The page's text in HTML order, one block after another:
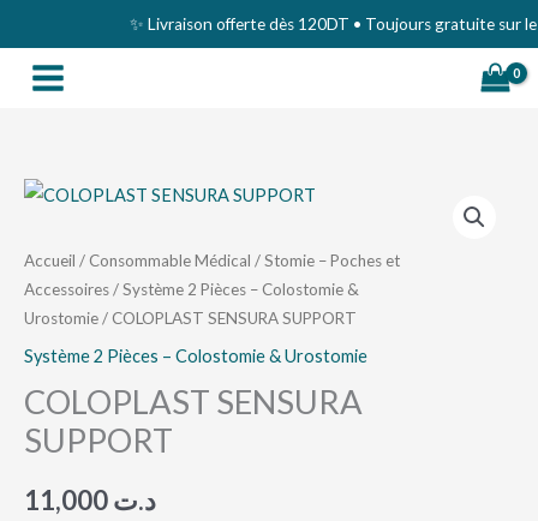
au
contenu
✨ Livraison offerte dès 120DT • Toujours gratuite sur le
Accueil / Consommable Médical /Stomie – Poches et
Accessoires/Système 2 Pièces – Colostomie &
Urostomie/ COLOPLAST SENSURA SUPPORT
Système 2 Pièces – Colostomie & Urostomie
COLOPLAST SENSURA
SUPPORT
د.ت
quantité
COLOPLAST
SENSURA
SUPPORT